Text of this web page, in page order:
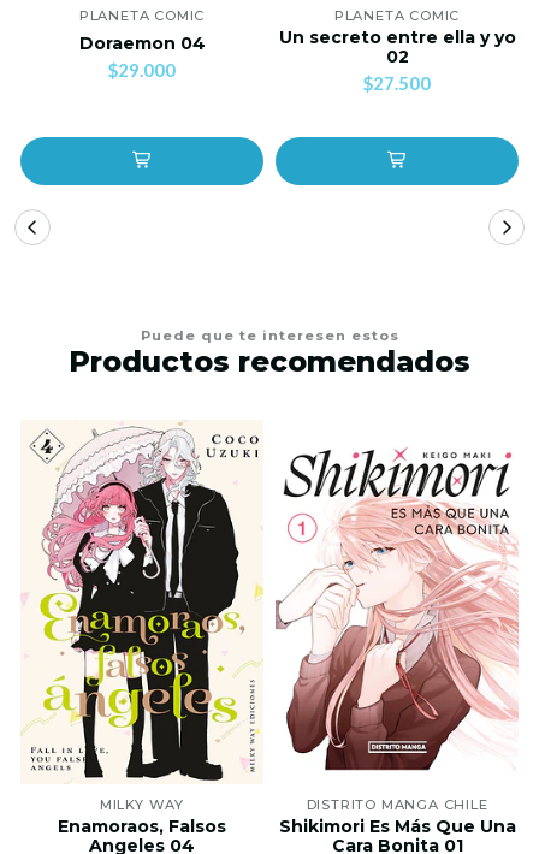
PLANETA COMIC
Doraemon 04
$29.000
PLANETA COMIC
Un secreto entre ella y yo
02
$27.500
Puede que te interesen estos
Productos recomendados
MILKY WAY
Enamoraos, Falsos
Angeles 04
DISTRITO MANGA CHILE
Shikimori Es Más Que Una
Cara Bonita 01